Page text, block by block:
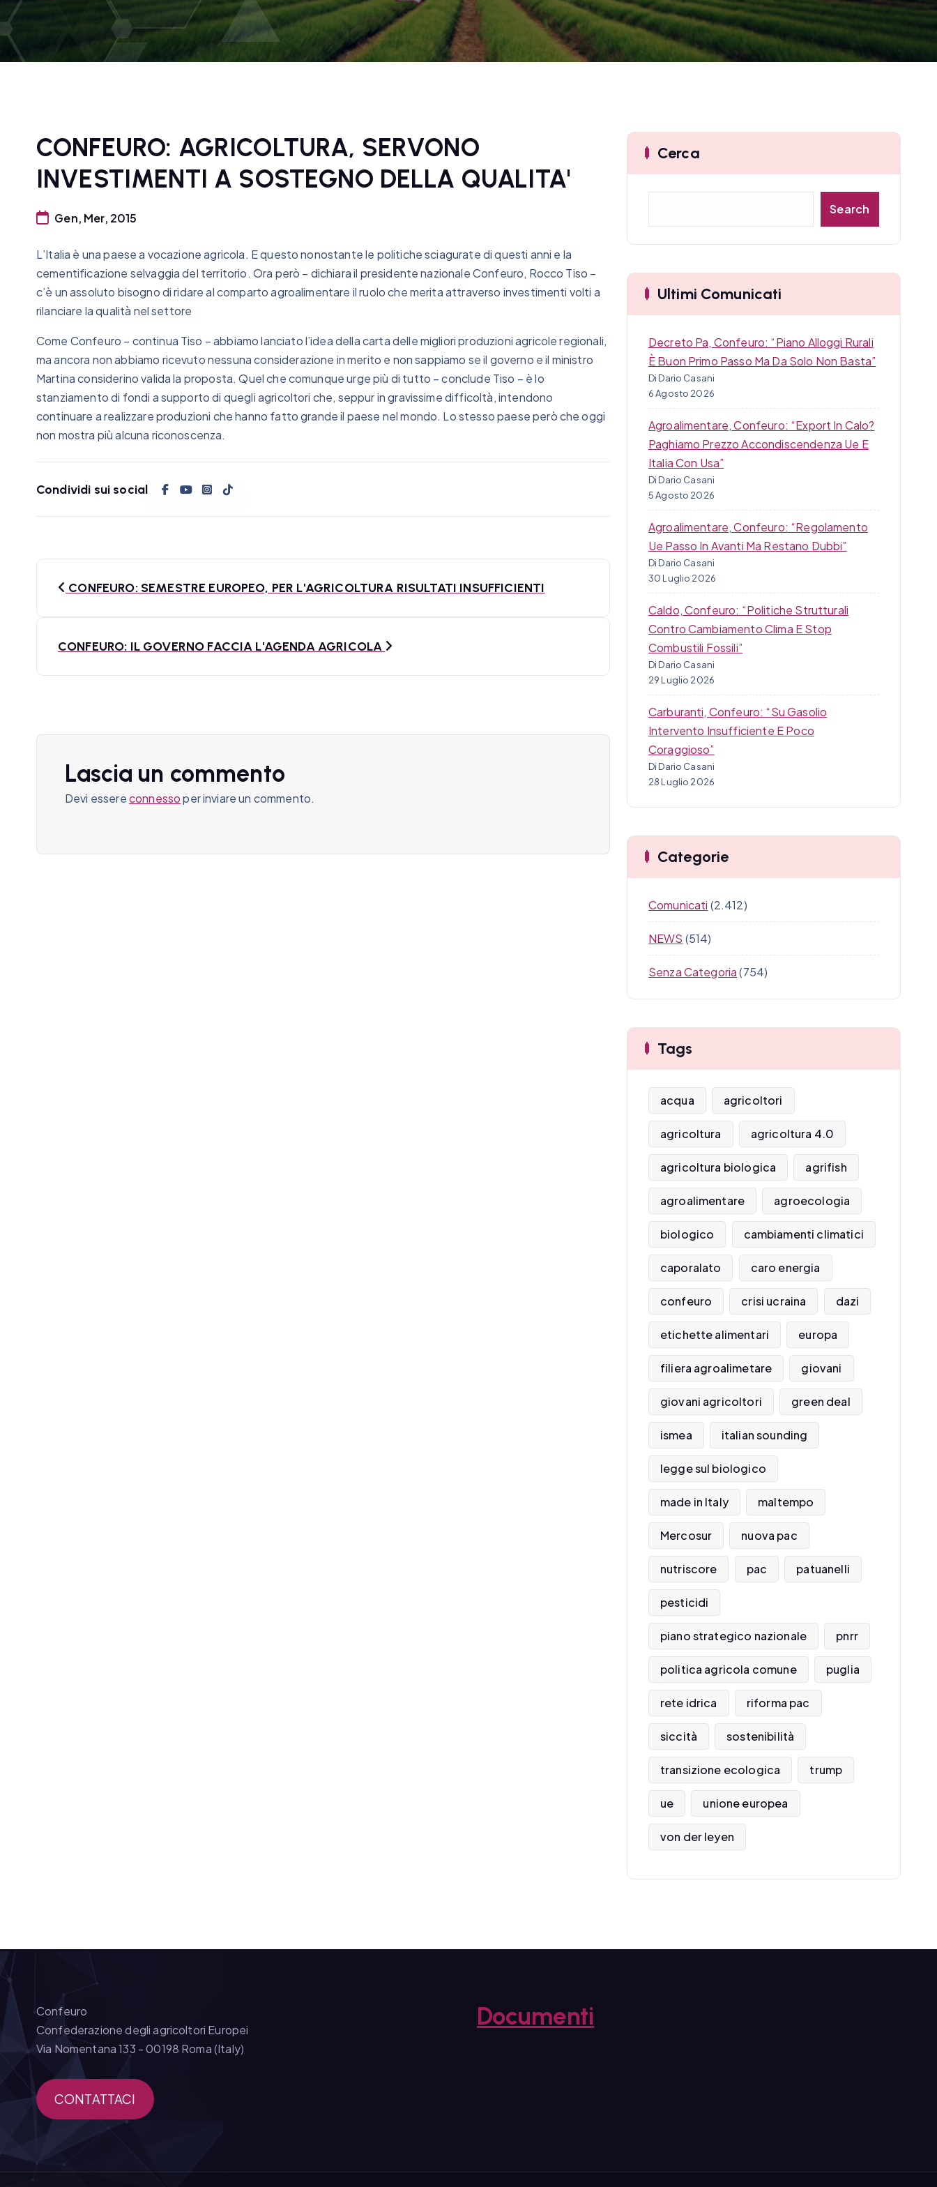
CONFEURO: AGRICOLTURA, SERVONO
INVESTIMENTI A SOSTEGNO DELLA QUALITA'
Gen, Mer, 2015
L’Italia è una paese a vocazione agricola. E questo nonostante le politiche sciagurate di questi anni e la
cementificazione selvaggia del territorio. Ora però – dichiara il presidente nazionale Confeuro, Rocco Tiso –
c’è un assoluto bisogno di ridare al comparto agroalimentare il ruolo che merita attraverso investimenti volti a
rilanciare la qualità nel settore
Come Confeuro – continua Tiso – abbiamo lanciato l’idea della carta delle migliori produzioni agricole regionali,
ma ancora non abbiamo ricevuto nessuna considerazione in merito e non sappiamo se il governo e il ministro
Martina considerino valida la proposta. Quel che comunque urge più di tutto – conclude Tiso – è lo
stanziamento di fondi a supporto di quegli agricoltori che, seppur in gravissime difficoltà, intendono
continuare a realizzare produzioni che hanno fatto grande il paese nel mondo. Lo stesso paese però che oggi
non mostra più alcuna riconoscenza.
Condividi sui social
CONFEURO: SEMESTRE EUROPEO, PER L'AGRICOLTURA RISULTATI INSUFFICIENTI
CONFEURO: IL GOVERNO FACCIA L'AGENDA AGRICOLA
Lascia un commento
Devi essereconnessoper inviare un commento.
Cerca
a
Search
Ultimi Comunicati
Decreto Pa, Confeuro: “Piano Alloggi Rurali
È Buon Primo Passo Ma Da Solo Non Basta”
Di Dario Casani
6 Agosto 2026
Agroalimentare, Confeuro: “Export In Calo?
Paghiamo Prezzo Accondiscendenza Ue E
Italia Con Usa”
Di Dario Casani
5 Agosto 2026
Agroalimentare, Confeuro: “Regolamento
Ue Passo In Avanti Ma Restano Dubbi”
Di Dario Casani
30 Luglio 2026
Caldo, Confeuro: “Politiche Strutturali
Contro Cambiamento Clima E Stop
Combustili Fossili”
Di Dario Casani
29 Luglio 2026
Carburanti, Confeuro: “Su Gasolio
Intervento Insufficiente E Poco
Coraggioso”
Di Dario Casani
28 Luglio 2026
Categorie
Comunicati (2.412)
NEWS (514)
Senza Categoria(754)
Tags
acqua agricoltori
agricoltura agricoltura 4.0
agricoltura biologica agrifish
agroalimentare agroecologia
biologico cambiamenti climatici
caporalato caro energia
confeuro crisi ucraina dazi
etichette alimentari europa
filiera agroalimetare giovani
giovani agricoltori green deal
ismea italian sounding
legge sul biologico
made in Italy maltempo
Mercosur nuova pac
nutriscore pac patuanelli
pesticidi
piano strategico nazionale pnrr
politica agricola comune puglia
rete idrica riforma pac
siccità sostenibilità
transizione ecologica trump
ue unione europea
von der leyen
Confeuro
Confederazione degli agricoltori Europei
Via Nomentana 133 - 00198 Roma (Italy)
CONTATTACI
Documenti